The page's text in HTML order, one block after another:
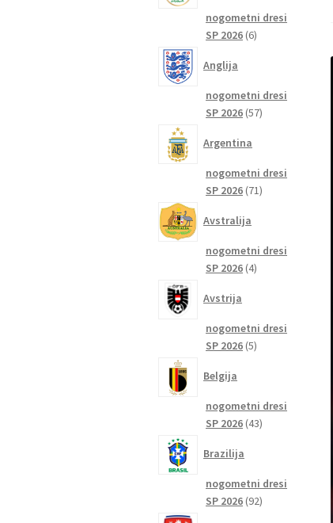
nogometni dresi
SP 2026 66
Anglija
nogometni dresi
SP 2026 5757
Argentina
nogometni dresi
SP 2026 7171
Avstralija
nogometni dresi
SP 2026 44
Avstrija
nogometni dresi
SP 2026 55
Belgija
nogometni dresi
SP 2026 4343
Brazilija
nogometni dresi
SP 2026 9292